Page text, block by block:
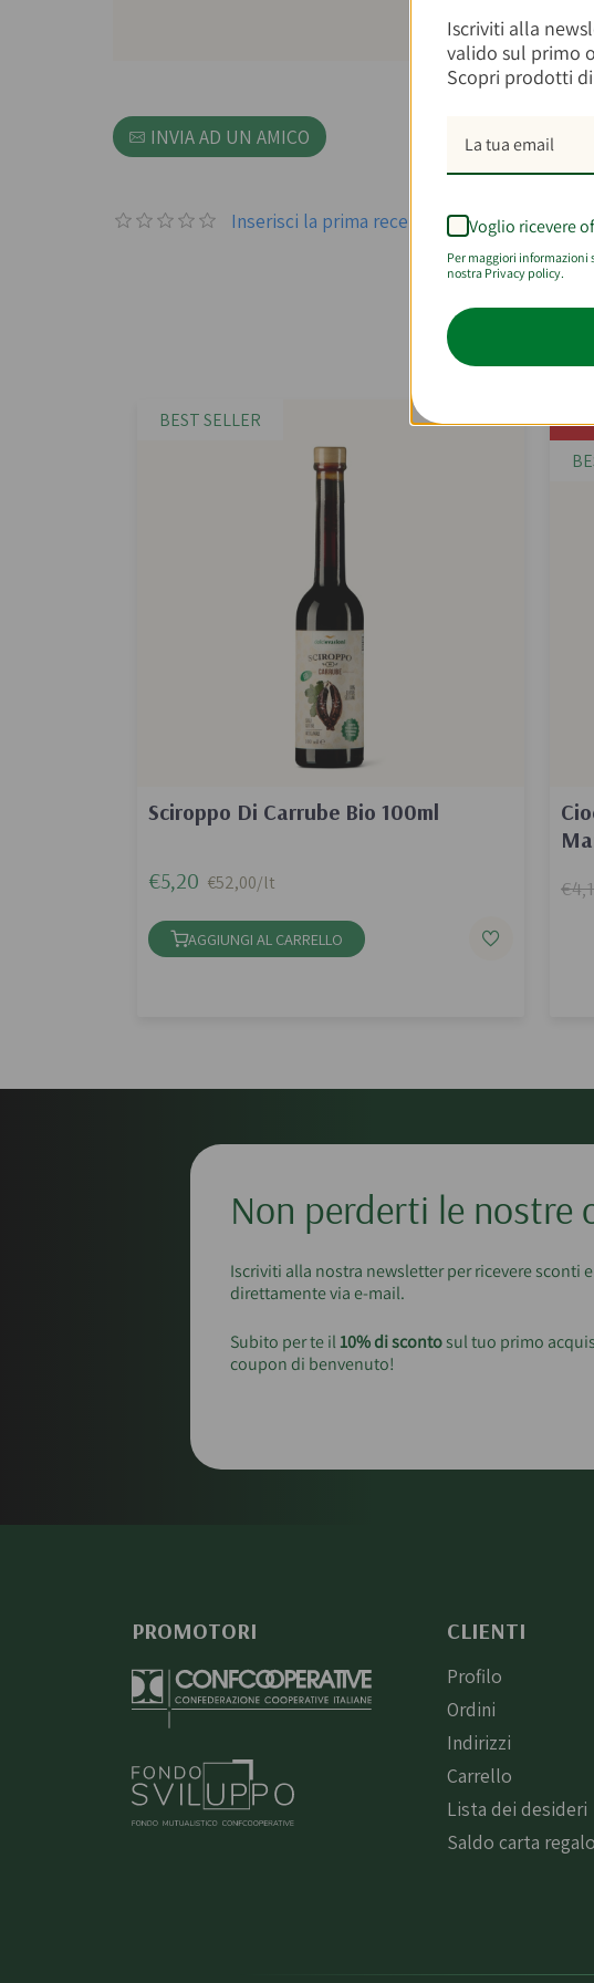
forte
rispetto
INVIA AD UN AMICO
Inserisci la prima recensione per questo
Con
Sciroppo Di Carrube Bio 100ml
BEST SELLER
€5,20 €52,00/lt
AGGIUNGI AL CARRELLO
Non perderti le nostre
Iscriviti alla nostra newsletter per ricevere sconti
direttamente via e-mail.
Subito per te il10% di scontosul tuo primo
coupon di benvenuto!
PROMOTORI CLIENTI
Profilo
Ordini
Indirizzi
Carrello
Lista dei desideri
Saldo carta regalo
Iscriviti alla
valido sul primo
Scopri prodotti
Voglio ricevere
Per maggiori informazioni
nostra Privacy policy.